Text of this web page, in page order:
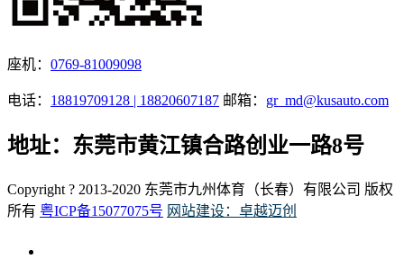
座机： 0769-81009098
电话： 18819709128 | 18820607187 邮箱： gr_md@kusauto.com
地址：东莞市黄江镇合路创业一路8号
Copyright ? 2013-2020 东莞市九州体育（长春）有限公司 版权
所有 粤ICP备15077075号 网站建设：卓越迈创